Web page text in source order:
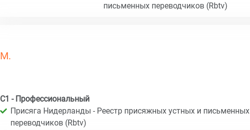
письменных переводчиков (Rbtv)
M.
C1 - Профессиональный
Присяга Нидерланды - Реестр присяжных устных и письменных
переводчиков (Rbtv)